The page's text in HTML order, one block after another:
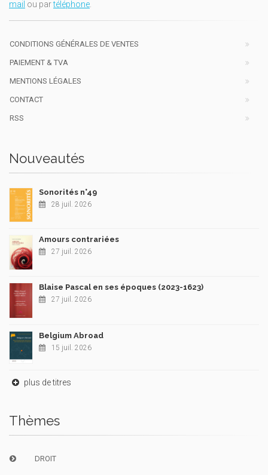
mail ou partéléphone
CONDITIONS GÉNÉRALES DE VENTES
PAIEMENT & TVA
MENTIONS LÉGALES
CONTACT
RSS
Nouveautés
Sonorités n°49
28 juil. 2026
Amours contrariées
27 juil. 2026
Blaise Pascal en ses époques (2023-1623)
27 juil. 2026
Belgium Abroad
15 juil. 2026
plus de titres
Thèmes
DROIT